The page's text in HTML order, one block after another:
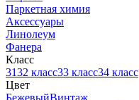
Паркетная химия
Аксессуары
Линолеум
Фанера
Класс
3132 класс33 класс34 класс
Цвет
БежевыйВинтаж